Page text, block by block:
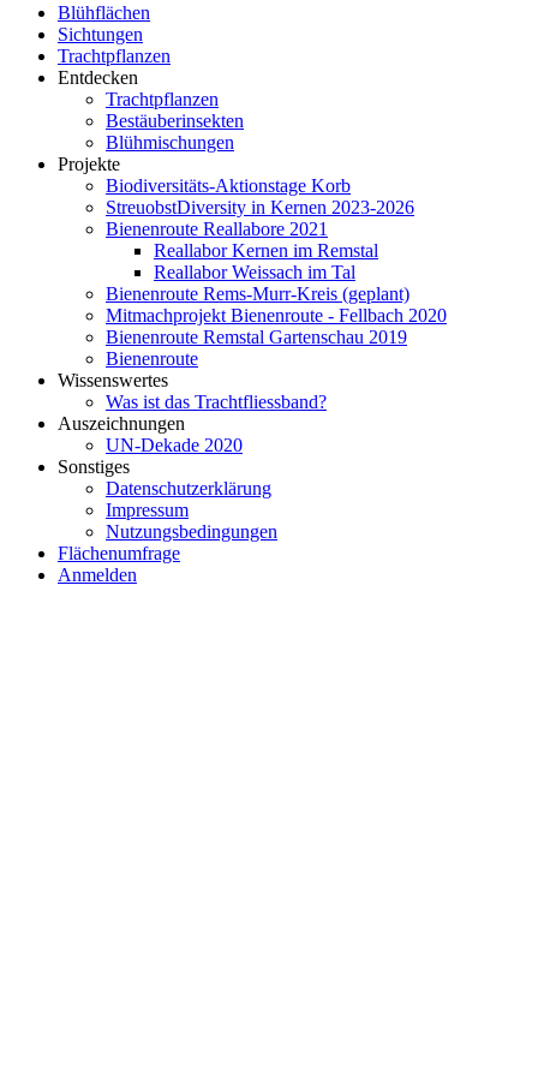
Blühflächen
Sichtungen
Trachtpflanzen
Entdecken
Trachtpflanzen
Bestäuberinsekten
Blühmischungen
Projekte
Biodiversitäts-Aktionstage Korb
StreuobstDiversity in Kernen 2023-2026
Bienenroute Reallabore 2021
Reallabor Kernen im Remstal
Reallabor Weissach im Tal
Bienenroute Rems-Murr-Kreis (geplant)
Mitmachprojekt Bienenroute - Fellbach 2020
Bienenroute Remstal Gartenschau 2019
Bienenroute
Wissenswertes
Was ist das Trachtfliessband?
Auszeichnungen
UN-Dekade 2020
Sonstiges
Datenschutzerklärung
Impressum
Nutzungsbedingungen
Flächenumfrage
Anmelden